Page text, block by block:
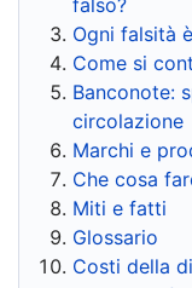
Ogni falsità
Come si
Banconote:
circolazione
Marchi e
Che cosa
Miti e fatti
Glossario
Costi della